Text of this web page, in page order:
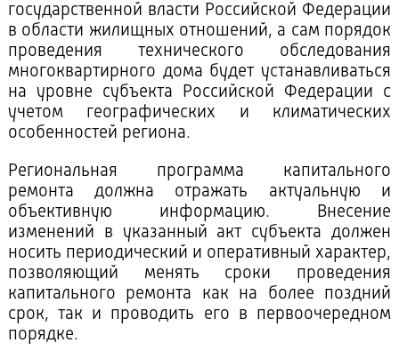
государственной власти Российской Федерации
в области жилищных отношений, а сам порядок
проведения технического обследования
многоквартирного дома будет устанавливаться
на уровне субъекта Российской Федерации с
учетом географических и климатических
особенностей региона.
Региональная программа капитального
ремонта должна отражать актуальную и
объективную информацию. Внесение
изменений в указанный акт субъекта должен
носить периодический и оперативный характер,
позволяющий менять сроки проведения
капитального ремонта как на более поздний
срок, так и проводить его в первоочередном
порядке.